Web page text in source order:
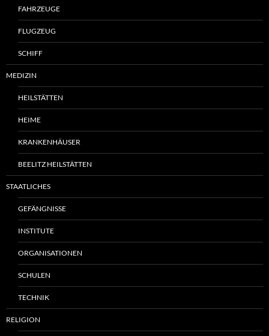
FAHRZEUGE
FLUGZEUG
SCHIFF
MEDIZIN
HEILSTÄTTEN
HEIME
KRANKENHÄUSER
BEELITZ HEILSTÄTTEN
STAATLICHES
GEFÄNGNISSE
INSTITUTE
ORGANISATIONEN
SCHULEN
TECHNIK
RELIGION